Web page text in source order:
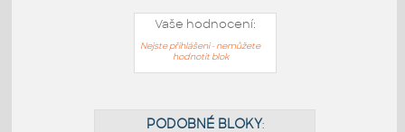
Vaše hodnocení:
Nejste přihlášeni - nemůžete
hodnotit blok